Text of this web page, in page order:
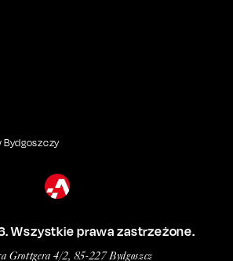
Bydgoszczy
. Wszystkie prawa zastrzeżone.
Grottgera 4/2, 85-227 Bydgoszcz